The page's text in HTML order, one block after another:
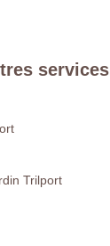
services
Trilport